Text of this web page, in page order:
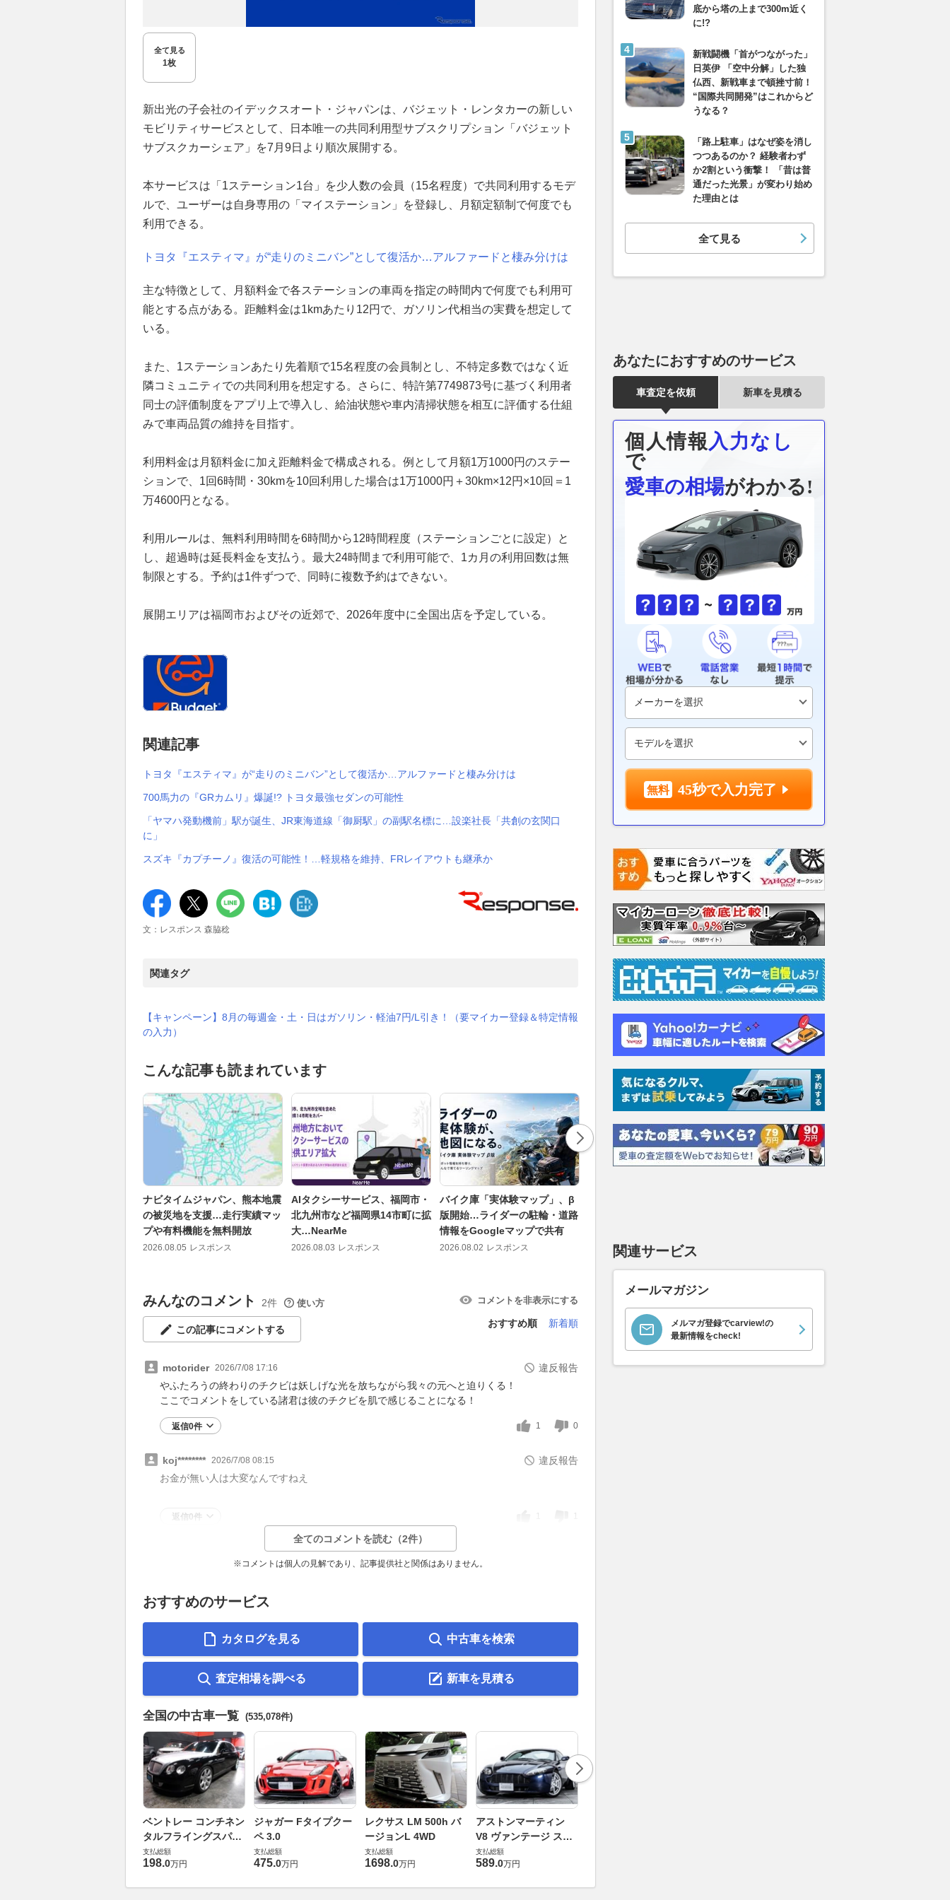
全て見る
1枚
新出光の子会社のイデックスオート・ジャパンは、バジェット・レンタカーの新しい
モビリティサービスとして、日本唯一の共同利用型サブスクリプション「バジェット
サブスクカーシェア」を7月9日より順次展開する。
本サービスは「1ステーション1台」を少人数の会員（15名程度）で共同利用するモデ
ルで、ユーザーは自身専用の「マイステーション」を登録し、月額定額制で何度でも
利用できる。
トヨタ『エスティマ』が“走りのミニバン”として復活か…アルファードと棲み分けは
主な特徴として、月額料金で各ステーションの車両を指定の時間内で何度でも利用可
能とする点がある。距離料金は1kmあたり12円で、ガソリン代相当の実費を想定して
いる。
また、1ステーションあたり先着順で15名程度の会員制とし、不特定多数ではなく近
隣コミュニティでの共同利用を想定する。さらに、特許第7749873号に基づく利用者
同士の評価制度をアプリ上で導入し、給油状態や車内清掃状態を相互に評価する仕組
みで車両品質の維持を目指す。
利用料金は月額料金に加え距離料金で構成される。例として月額1万1000円のステー
ションで、1回6時間・30kmを10回利用した場合は1万1000円＋30km×12円×10回＝1
万4600円となる。
利用ルールは、無料利用時間を6時間から12時間程度（ステーションごとに設定）と
し、超過時は延長料金を支払う。最大24時間まで利用可能で、1カ月の利用回数は無
制限とする。予約は1件ずつで、同時に複数予約はできない。
展開エリアは福岡市およびその近郊で、2026年度中に全国出店を予定している。
関連記事
トヨタ『エスティマ』が“走りのミニバン”として復活か…アルファードと棲み分けは
700馬力の『GRカムリ』爆誕!? トヨタ最強セダンの可能性
「ヤマハ発動機前」駅が誕生、JR東海道線「御厨駅」の副駅名標に…設楽社長「共創の玄関口
に」
スズキ『カプチーノ』復活の可能性！…軽規格を維持、FRレイアウトも継承か
文：レスポンス 森脇稔
関連タグ
【キャンペーン】8月の毎週金・土・日はガソリン・軽油7円/L引き！（要マイカー登録＆特定情報
の入力）
こんな記事も読まれています
ナビタイムジャパン、熊本地震
の被災地を支援…走行実績マッ
プや有料機能を無料開放
2026.08.05 レスポンス
AIタクシーサービス、福岡市・
北九州市など福岡県14市町に拡
大…NearMe
2026.08.03 レスポンス
バイク庫「実体験マップ」、β
版開始…ライダーの駐輪・道路
情報をGoogleマップで共有
2026.08.02 レスポンス 2026.08.03 レスポンス
みんなのコメント 2件 使い方 コメントを非表示にする
この記事にコメントする
おすすめ順 新着順
motorider 2026/7/08 17:16
違反報告
やふたろうの終わりのチクビは妖しげな光を放ちながら我々の元へと迫りくる！
ここでコメントをしている諸君は彼のチクビを肌で感じることになる！
返信0件 1 0
koj******** 2026/7/08 08:15
違反報告
お金が無い人は大変なんですねえ
返信0件
全てのコメントを読む（2件）
※コメントは個人の見解であり、記事提供社と関係はありません。
おすすめのサービス
カタログを見る 中古車を検索
査定相場を調べる 新車を見積る
全国の中古車一覧 (535,078件)
ベントレー コンチネン
タルフライングスパー
6.0 4WD
支払総額
198.0万円
ジャガー Fタイプクー
ペ 3.0
支払総額
475.0万円
レクサス LM 500h バ
ージョンL 4WD
支払総額
1698.0万円
アストンマーティン
V8 ヴァンテージ スポ
ーツシフト
支払総額
589.0万円
底から塔の上まで300m近く
に!?
新戦闘機「首がつながった」
日英伊 「空中分解」した独
仏西、新戦車まで頓挫寸前！
“国際共同開発”はこれからど
うなる？
「路上駐車」はなぜ姿を消し
つつあるのか？ 経験者わず
か2割という衝撃！ 「昔は普
通だった光景」が変わり始め
た理由とは
全て見る
あなたにおすすめのサービス
車査定を依頼 新車を見積る
個人情報 入力なし
で
愛車の相場がわかる!
45秒で入力完了
関連サービス
メールマガジン
メルマガ登録でcarview!の
最新情報をcheck!